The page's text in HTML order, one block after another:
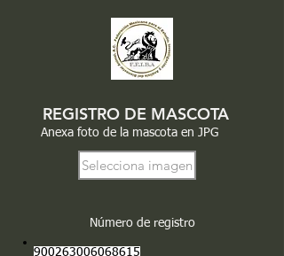
REGISTRO DE MASCOTA
Anexa foto de la mascota en JPG
Selecciona imagen
Número de registro
900263006068615